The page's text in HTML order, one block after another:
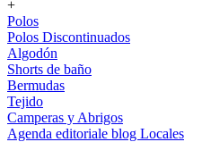
+
Polos
Polos Discontinuados
Algodón
Shorts de baño
Bermudas
Tejido
Camperas y Abrigos
Agenda editoriale blog Locales